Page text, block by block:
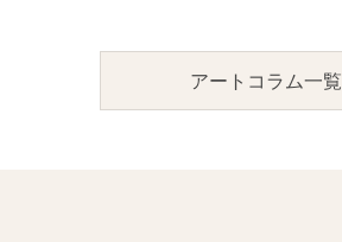
アートコラム一覧